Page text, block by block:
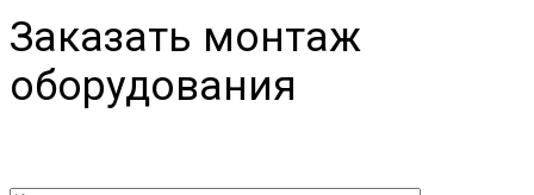
Заказать монтаж
оборудования